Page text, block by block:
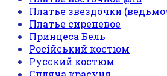
Платье звездочки
Платье сиреневое
Принцеса Бель
Російський костюм
Русский костюм